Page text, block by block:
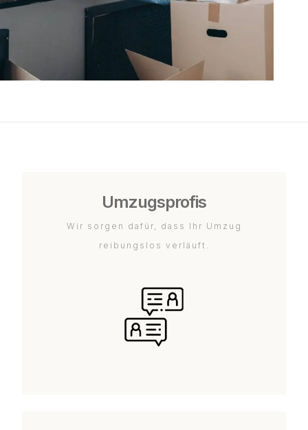
Umzugsprofis
Wir sorgen dafür, dass Ihr Umzug
reibungslos verläuft.